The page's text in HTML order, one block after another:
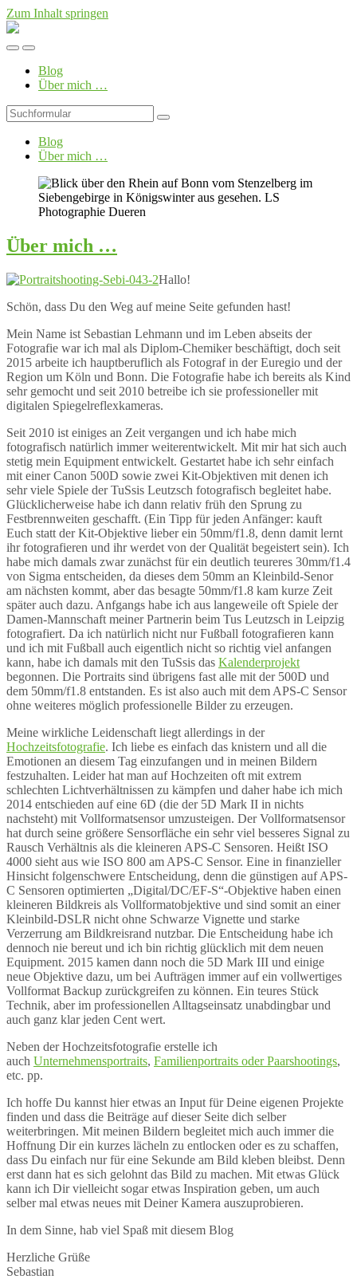
Zum Inhalt springen
Foto-
LS
Photographie
Mobil-
umschalten
Suchfeld
umschalten
Blog
Über mich …
Suchen
Blog
Über mich …
Über mich …
Hallo!
Schön, dass Du den Weg auf meine Seite gefunden hast!
Mein Name ist Sebastian Lehmann und im Leben abseits der
Fotografie war ich mal als Diplom-Chemiker beschäftigt, doch seit
2015 arbeite ich hauptberuflich als Fotograf in der Euregio und der
Region um Köln und Bonn. Die Fotografie habe ich bereits als Kind
sehr gemocht und seit 2010 betreibe ich sie professioneller mit
digitalen Spiegelreflexkameras.
Seit 2010 ist einiges an Zeit vergangen und ich habe mich
fotografisch natürlich immer weiterentwickelt. Mit mir hat sich auch
stetig mein Equipment entwickelt. Gestartet habe ich sehr einfach
mit einer Canon 500D sowie zwei Kit-Objektiven mit denen ich
sehr viele Spiele der TuSsis Leutzsch fotografisch begleitet habe.
Glücklicherweise habe ich dann relativ früh den Sprung zu
Festbrennweiten geschafft. (Ein Tipp für jeden Anfänger: kauft
Euch statt der Kit-Objektive lieber ein 50mm/f1.8, denn damit lernt
ihr fotografieren und ihr werdet von der Qualität begeistert sein). Ich
habe mich damals zwar zunächst für ein deutlich teureres 30mm/f1.4
von Sigma entscheiden, da dieses dem 50mm an Kleinbild-Senor
am nächsten kommt, aber das besagte 50mm/f1.8 kam kurze Zeit
später auch dazu. Anfgangs habe ich aus langeweile oft Spiele der
Damen-Mannschaft meiner Partnerin beim Tus Leutzsch in Leipzig
fotografiert. Da ich natürlich nicht nur Fußball fotografieren kann
und ich mit Fußball auch eigentlich nicht so richtig viel anfangen
kann, habe ich damals mit den TuSsis das Kalenderprojekt
begonnen. Die Portraits sind übrigens fast alle mit der 500D und
dem 50mm/f1.8 entstanden. Es ist also auch mit dem APS-C Sensor
ohne weiteres möglich professionelle Bilder zu erzeugen.
Meine wirkliche Leidenschaft liegt allerdings in der
Hochzeitsfotografie. Ich liebe es einfach das knistern und all die
Emotionen an diesem Tag einzufangen und in meinen Bildern
festzuhalten. Leider hat man auf Hochzeiten oft mit extrem
schlechten Lichtverhältnissen zu kämpfen und daher habe ich mich
2014 entschieden auf eine 6D (die der 5D Mark II in nichts
nachsteht) mit Vollformatsensor umzusteigen. Der Vollformatsensor
hat durch seine größere Sensorfläche ein sehr viel besseres Signal zu
Rausch Verhältnis als die kleineren APS-C Sensoren. Heißt ISO
4000 sieht aus wie ISO 800 am APS-C Sensor. Eine in finanzieller
Hinsicht folgenschwere Entscheidung, denn die günstigen auf APS-
C Sensoren optimierten „Digital/DC/EF-S“-Objektive haben einen
kleineren Bildkreis als Vollformatobjektive und sind somit an einer
Kleinbild-DSLR nicht ohne Schwarze Vignette und starke
Verzerrung am Bildkreisrand nutzbar. Die Entscheidung habe ich
dennoch nie bereut und ich bin richtig glücklich mit dem neuen
Equipment. 2015 kamen dann noch die 5D Mark III und einige
neue Objektive dazu, um bei Aufträgen immer auf ein vollwertiges
Vollformat Backup zurückgreifen zu können. Ein teures Stück
Technik, aber im professionellen Alltagseinsatz unabdingbar und
auch ganz klar jeden Cent wert.
Neben der Hochzeitsfotografie erstelle ich
auch Unternehmensportraits, Familienportraits oder Paarshootings,
etc. pp.
Ich hoffe Du kannst hier etwas an Input für Deine eigenen Projekte
finden und dass die Beiträge auf dieser Seite dich selber
weiterbringen. Mit meinen Bildern begleitet mich auch immer die
Hoffnung Dir ein kurzes lächeln zu entlocken oder es zu schaffen,
dass Du einfach nur für eine Sekunde am Bild kleben bleibst. Denn
erst dann hat es sich gelohnt das Bild zu machen. Mit etwas Glück
kann ich Dir vielleicht sogar etwas Inspiration geben, um auch
selber mal etwas neues mit Deiner Kamera auszuprobieren.
In dem Sinne, hab viel Spaß mit diesem Blog
Herzliche Grüße
Sebastian